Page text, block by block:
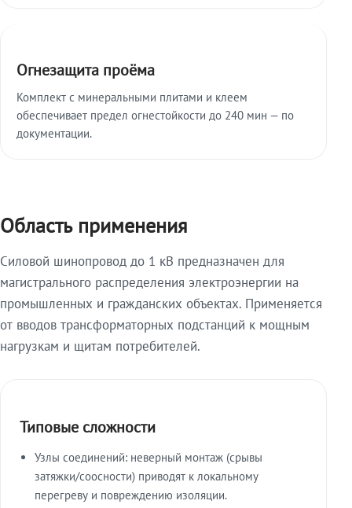
Огнезащита проёма
Комплект с минеральными плитами и клеем
обеспечивает предел огнестойкости до 240 мин — по
документации.
Область применения
Силовой шинопровод до 1 кВ предназначен для
магистрального распределения электроэнергии на
промышленных и гражданских объектах. Применяется
от вводов трансформаторных подстанций к мощным
нагрузкам и щитам потребителей.
Типовые сложности
Узлы соединений: неверный монтаж (срывы
затяжки/соосности) приводят к локальному
перегреву и повреждению изоляции.